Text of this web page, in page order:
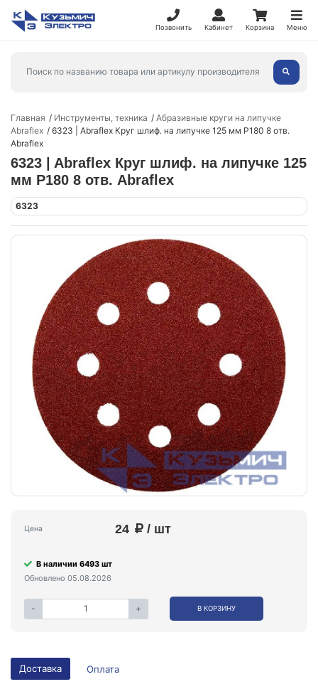
Позвонить Кабинет Корзина Меню
Главная Инструменты, техника
Абразивные круги на липучке
Abraflex
6323 | Abraflex Круг шлиф. на липучке 125 мм P180 8 отв.
Abraflex
6323 | Abraflex Круг шлиф. на липучке 125
мм P180 8 отв. Abraflex
6323
Цена 24 / шт
В наличии 6493 шт
Обновлено 05.08.2026
- + В КОРЗИНУ
Доставка Оплата